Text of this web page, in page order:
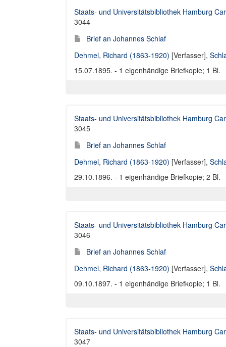
Staats- und Universitätsbibliothek Hamburg
3044
Brief an Johannes Schlaf
Dehmel, Richard (1863-1920) [Verfasser],
15.07.1895. - 1 eigenhändige Briefkopie; 1 Bl.
Staats- und Universitätsbibliothek Hamburg
3045
Brief an Johannes Schlaf
Dehmel, Richard (1863-1920) [Verfasser],
29.10.1896. - 1 eigenhändige Briefkopie; 2 Bl.
Staats- und Universitätsbibliothek Hamburg
3046
Brief an Johannes Schlaf
Dehmel, Richard (1863-1920) [Verfasser],
09.10.1897. - 1 eigenhändige Briefkopie; 1 Bl.
Staats- und Universitätsbibliothek Hamburg
3047